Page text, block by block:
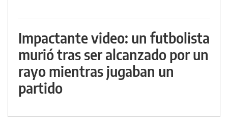
Impactante video: un futbolista
murió tras ser alcanzado por un
rayo mientras jugaban un
partido